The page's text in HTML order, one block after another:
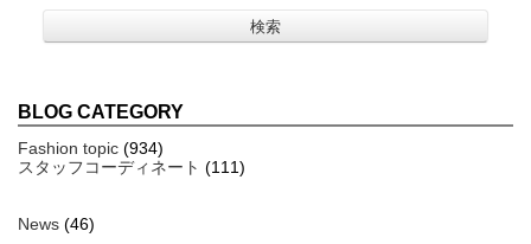
BLOG CATEGORY
Fashion topic (934)
スタッフコーディネート (111)
News (46)